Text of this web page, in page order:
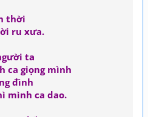
thời
ru xưa.
ta
ca giọng mình
đình
mình ca dao.